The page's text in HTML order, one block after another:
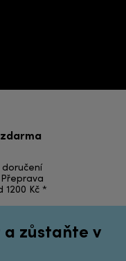
1200 Kč *
a zůstaňte v